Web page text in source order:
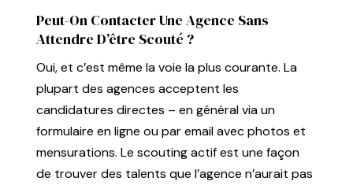
Peut-On Contacter Une Agence Sans
Attendre D’être Scouté ?
Oui, et c’est même la voie la plus courante. La
plupart des agences acceptent les
candidatures directes – en général via un
formulaire en ligne ou par email avec photos et
mensurations. Le scouting actif est une façon
de trouver des talents que l’agence n’aurait pas